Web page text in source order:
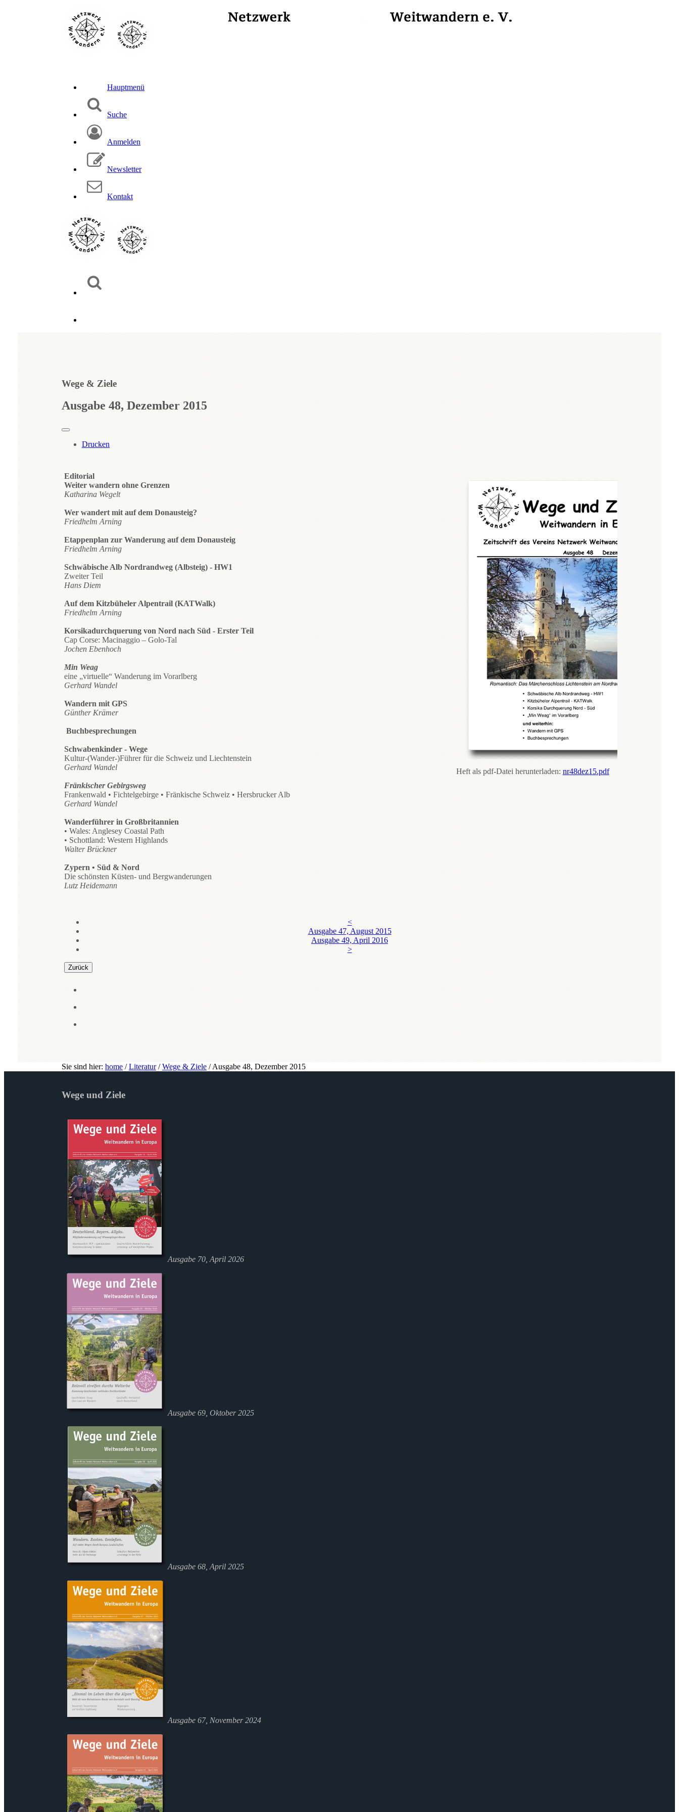
Hauptmenü
Suche
Anmelden
Newsletter
Kontakt
Wege & Ziele
Ausgabe 48, Dezember 2015
Drucken
Heft als pdf-Datei herunterladen: nr48dez15.pdf
Editorial
Weiter wandern ohne Grenzen
Katharina Wegelt
Wer wandert mit auf dem Donausteig?
Friedhelm Arning
Etappenplan zur Wanderung auf dem Donausteig
Friedhelm Arning
Schwäbische Alb Nordrandweg (Albsteig) - HW1
Zweiter Teil
Hans Diem
Auf dem Kitzbüheler Alpentrail (KATWalk)
Friedhelm Arning
Korsikadurchquerung von Nord nach Süd - Erster Teil
Cap Corse: Macinaggio – Golo-Tal
Jochen Ebenhoch
Min Weag
eine „virtuelle“ Wanderung im Vorarlberg
Gerhard Wandel
Wandern mit GPS
Günther Krämer
Buchbesprechungen
Schwabenkinder - Wege
Kultur-(Wander-)Führer für die Schweiz und Liechtenstein
Gerhard Wandel
Fränkischer Gebirgsweg
Frankenwald • Fichtelgebirge • Fränkische Schweiz • Hersbrucker Alb
Gerhard Wandel
Wanderführer in Großbritannien
• Wales: Anglesey Coastal Path
• Schottland: Western Highlands
Walter Brückner
Zypern • Süd & Nord
Die schönsten Küsten- und Bergwanderungen
Lutz Heidemann
<
Ausgabe 47, August 2015
Ausgabe 49, April 2016
>
Zurück
Sie sind hier: home /Literatur/Wege & Ziele /Ausgabe 48, Dezember 2015
Wege und Ziele
Ausgabe 70, April 2026
Ausgabe 69, Oktober 2025
Ausgabe 68, April 2025
Ausgabe 67, November 2024